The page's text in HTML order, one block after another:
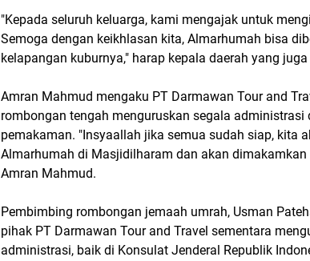
"Kepada seluruh keluarga, kami mengajak untuk
Semoga dengan keikhlasan kita, Almarhumah bisa
kelapangan kuburnya," harap kepala daerah yang
Amran Mahmud mengaku PT Darmawan Tour and
rombongan tengah menguruskan segala administrasi
pemakaman. "Insyaallah jika semua sudah siap, kita
Almarhumah di Masjidilharam dan akan dimakamkan
Amran Mahmud.
Pembimbing rombongan jemaah umrah, Usman
pihak PT Darmawan Tour and Travel sementara
administrasi, baik di Konsulat Jenderal Republik